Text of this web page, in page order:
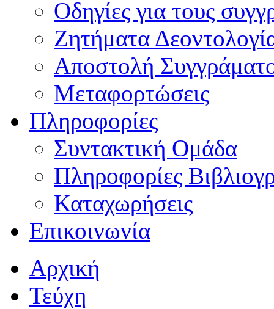
Οδηγίες για τους
Ζητήματα
Αποστολή
Μεταφορτώσεις
Πληροφορίες
Συντακτική Ομάδα
Πληροφορίες
Καταχωρήσεις
Επικοινωνία
Αρχική
Τεύχη